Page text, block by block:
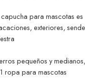
para mascotas
exteriores,
pequeños y
ropa para mascotas